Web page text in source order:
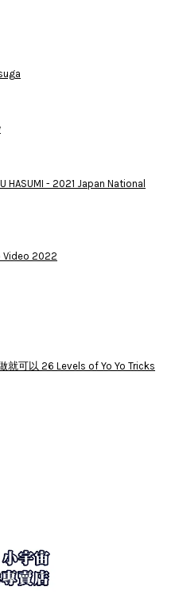
HASUMI - 2021 Japan National
Video 2022
就可以 26 Levels of Yo Yo Tricks